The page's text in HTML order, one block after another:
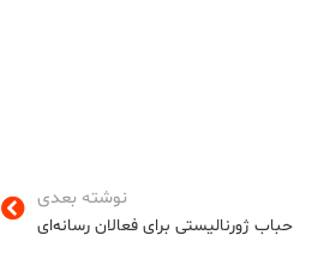
نوشته بعدی
حباب ژورنالیستی برای فعالان رسانه‌ای